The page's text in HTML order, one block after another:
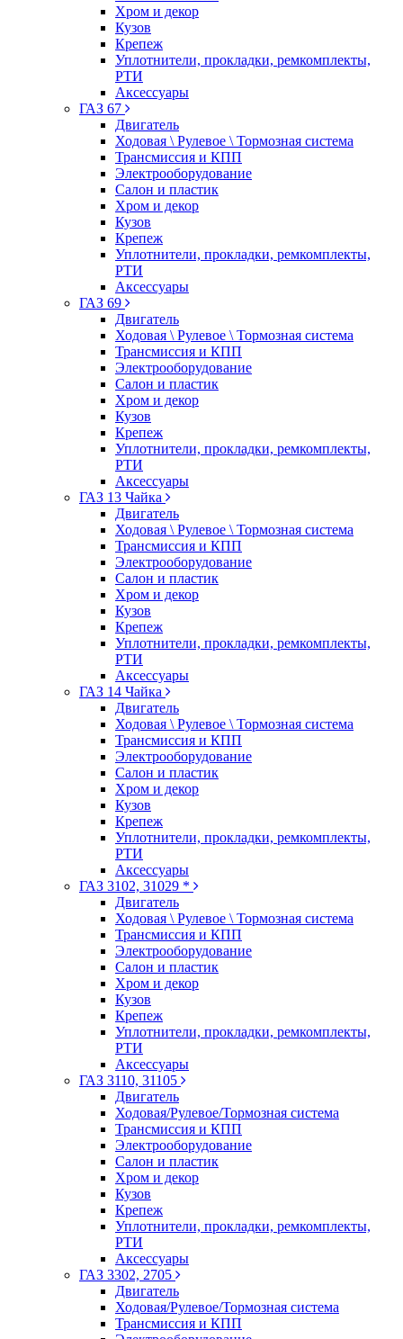
Хром и декор
Кузов
Крепеж
Уплотнители, прокладки, ремкомплекты,
РТИ
Аксессуары
ГАЗ 67
Двигатель
Ходовая \ Рулевое \ Тормозная система
Трансмиссия и КПП
Электрооборудование
Салон и пластик
Хром и декор
Кузов
Крепеж
Уплотнители, прокладки, ремкомплекты,
РТИ
Аксессуары
ГАЗ 69
Двигатель
Ходовая \ Рулевое \ Тормозная система
Трансмиссия и КПП
Электрооборудование
Салон и пластик
Хром и декор
Кузов
Крепеж
Уплотнители, прокладки, ремкомплекты,
РТИ
Аксессуары
ГАЗ 13 Чайка
Двигатель
Ходовая \ Рулевое \ Тормозная система
Трансмиссия и КПП
Электрооборудование
Салон и пластик
Хром и декор
Кузов
Крепеж
Уплотнители, прокладки, ремкомплекты,
РТИ
Аксессуары
ГАЗ 14 Чайка
Двигатель
Ходовая \ Рулевое \ Тормозная система
Трансмиссия и КПП
Электрооборудование
Салон и пластик
Хром и декор
Кузов
Крепеж
Уплотнители, прокладки, ремкомплекты,
РТИ
Аксессуары
ГАЗ 3102, 31029 *
Двигатель
Ходовая \ Рулевое \ Тормозная система
Трансмиссия и КПП
Электрооборудование
Салон и пластик
Хром и декор
Кузов
Крепеж
Уплотнители, прокладки, ремкомплекты,
РТИ
Аксессуары
ГАЗ 3110, 31105
Двигатель
Ходовая/Рулевое/Тормозная система
Трансмиссия и КПП
Электрооборудование
Салон и пластик
Хром и декор
Кузов
Крепеж
Уплотнители, прокладки, ремкомплекты,
РТИ
Аксессуары
ГАЗ 3302, 2705
Двигатель
Ходовая/Рулевое/Тормозная система
Трансмиссия и КПП